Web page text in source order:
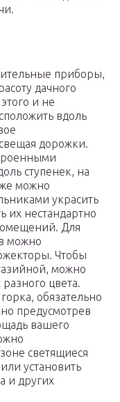
приборы,
дачного
и не
вдоль
дорожки.
ступенек, на
можно
украсить
их нестандартно
Для
можно
Чтобы
можно
цвета.
обязательно
предусмотрев
вашего
светящиеся
установить
и других